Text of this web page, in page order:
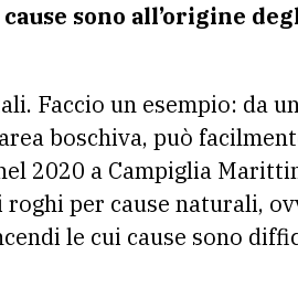
sono all’origine
Faccio un esempio: da
boschiva, può
2020 a Campiglia
roghi per cause naturali,
le cui cause sono